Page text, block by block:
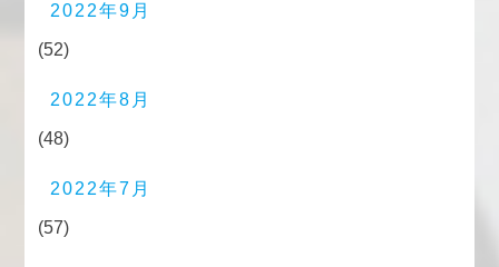
2022年9月
(52)
2022年8月
(48)
2022年7月
(57)